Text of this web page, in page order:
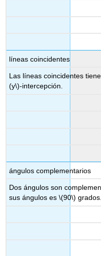
líneas coincidentes
Las líneas coincidentes
(y\)-intercepción.
ángulos complementarios
Dos ángulos son
sus ángulos es\(90\) grados.